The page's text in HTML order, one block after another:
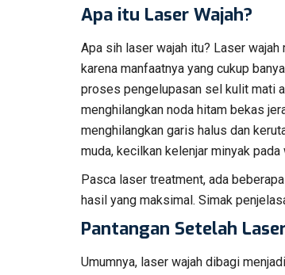
Apa itu Laser Wajah?
Apa sih laser wajah itu? Laser
karena manfaatnya yang cukup
proses pengelupasan sel kulit mati
menghilangkan noda hitam bekas
menghilangkan garis halus dan
muda, kecilkan kelenjar minyak
Pasca laser treatment, ada
hasil yang maksimal. Simak
Pantangan Setelah
Umumnya, laser wajah dibagi